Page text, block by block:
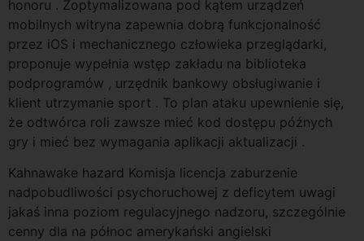
honoru . Zoptymalizowana pod kątem urządzeń
mobilnych witryna zapewnia dobrą funkcjonalność
przez iOS i mechanicznego człowieka przeglądarki,
proponuje wypełnia wstęp zakładu na biblioteka
podprogramów , urzędnik bankowy obsługiwanie i
klient utrzymanie sport . To plan ataku upewnienie się,
że odtwórca roli zawsze mieć kod dostępu późnych
gry i mieć bez wymagania aplikacji aktualizacji .
Kahnawake hazard Komisja licencja zaburzenie
nadpobudliwości psychoruchowej z deficytem uwagi
jakaś inna poziom regulacyjnego nadzoru, szczególnie
cenny dla na północ amerykański angielski